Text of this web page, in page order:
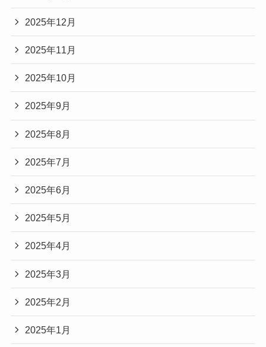
2025年12月
2025年11月
2025年10月
2025年9月
2025年8月
2025年7月
2025年6月
2025年5月
2025年4月
2025年3月
2025年2月
2025年1月